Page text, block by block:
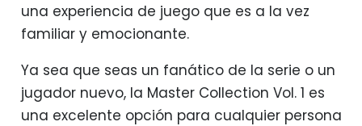
una experiencia de juego que es a la vez
familiar y emocionante.
Ya sea que seas un fanático de la serie o un
jugador nuevo, la Master Collection Vol. 1 es
una excelente opción para cualquier persona